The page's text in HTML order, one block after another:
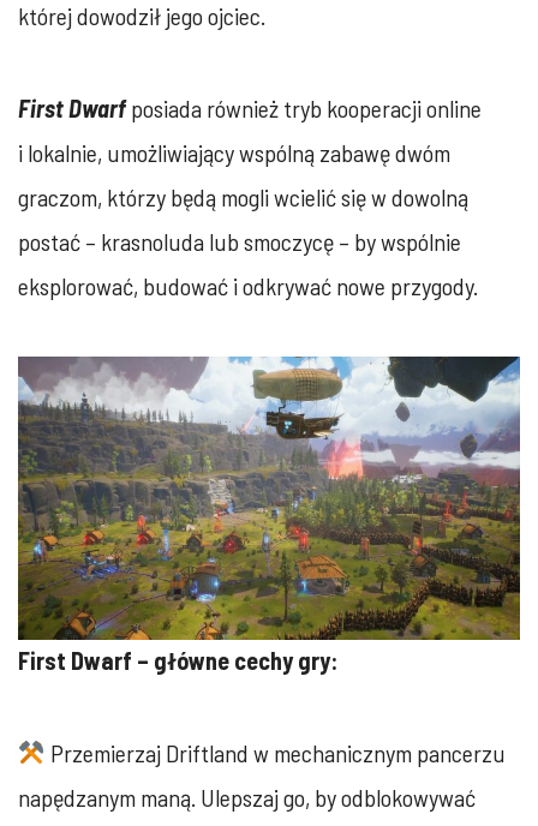
której dowodził jego ojciec.
First Dwarfposiada również tryb kooperacji online
i lokalnie, umożliwiający wspólną zabawę dwóm
graczom, którzy będą mogli wcielić się w dowolną
postać – krasnoluda lub smoczycę – by wspólnie
eksplorować, budować i odkrywać nowe przygody.
First Dwarf – główne cechy gry:
Przemierzaj Driftland w mechanicznym pancerzu
napędzanym maną. Ulepszaj go, by odblokowywać